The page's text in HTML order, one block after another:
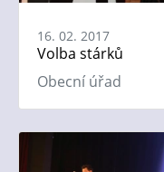
16. 02. 2017
Volba stárků
Obecní úřad